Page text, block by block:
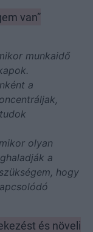
van”
munkaidő
a
olyan
a
hogy
és növeli